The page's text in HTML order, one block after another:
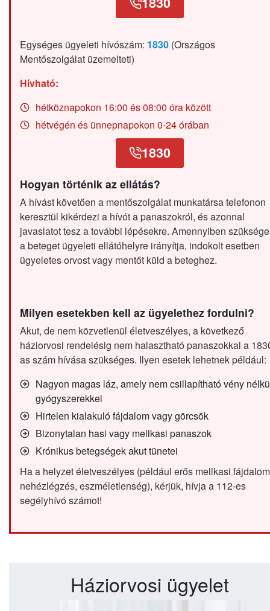
Egységes ügyeleti hívószám: 1830 (Országos
Mentőszolgálat üzemelteti)
Hívható:
hétköznapokon 16:00 és 08:00 óra között
hétvégén és ünnepnapokon 0-24 órában
1830
Hogyan történik az ellátás?
A hívást követően a mentőszolgálat munkatársa telefonon
keresztül kikérdezi a hívót a panaszokról, és azonnal
javaslatot tesz a további lépésekre. Amennyiben
a beteget ügyeleti ellátóhelyre irányítja, indokolt esetben
ügyeletes orvost vagy mentőt küld a beteghez.
Milyen esetekben kell az ügyelethez fordulni?
Akut, de nem közvetlenül életveszélyes, a következő
háziorvosi rendelésig nem halasztható panaszokkal a
as szám hívása szükséges. Ilyen esetek lehetnek például:
Nagyon magas láz, amely nem csillapítható vény
gyógyszerekkel
Hirtelen kialakuló fájdalom vagy görcsök
Bizonytalan hasi vagy mellkasi panaszok
Krónikus betegségek akut tünetei
Ha a helyzet életveszélyes (például erős mellkasi
nehézlégzés, eszméletlenség), kérjük, hívja a 112-es
segélyhívó számot!
Háziorvosi ügyelet